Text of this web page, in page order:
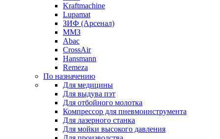
Kraftmachine
Lupamat
ЗИФ (Арсенал)
ММЗ
Abac
CrossAir
Hansmann
Remeza
По назначению
Для медицины
Для выдува пэт
Для отбойного молотка
Компрессор для пневмоинструмента
Для лазерного станка
Для мойки высокого давления